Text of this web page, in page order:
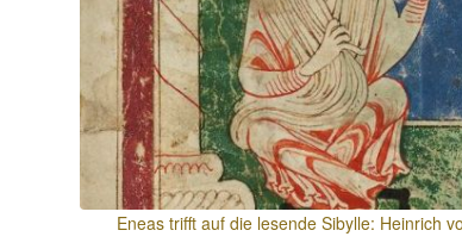
Eneas trifft auf die lesende Sibylle: Heinrich